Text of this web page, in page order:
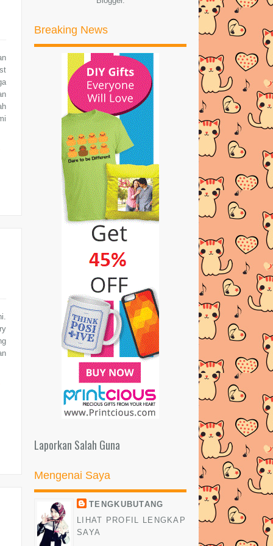
BIARLAH AKU MATI DULU..
Awesomee Giveaway by
thedreamgoddess
Saya Nak Masuk Dalam Bloglist
Fuh.My
Segmen Topup 24 Jam by Emas
Putih Part #2
GWIYOMI COMEL VERSI
ISLAMIK!! MESTI TENGOK!
Nora Danish Gwiyomi as requested!
Super Cute!
April-May Giveaway By Nabila
UPDATE!!! APRIL YANG VERY D
PANASSS! ISU BERPUKUNG
MINI GA 2 BY SYIELA
SEGMEN: Saya Nak Free Gift by
Miratul Reyyah
Gwiyomi / Kiyomi Songs
PUSAT TAHFIZ PERGUNAKAN
BUDAK UNTUK MINTA DERMA??
(WORDLESS WEDNESDAY)
Giveaway by DI #2
MEGA TOPUP GIVEAWAY BY
INCIK B & SS
Breaking News
Laporkan Salah Guna
Mengenai Saya
TENGKUBUTANG
LIHAT PROFIL LENGKAP
SAYA